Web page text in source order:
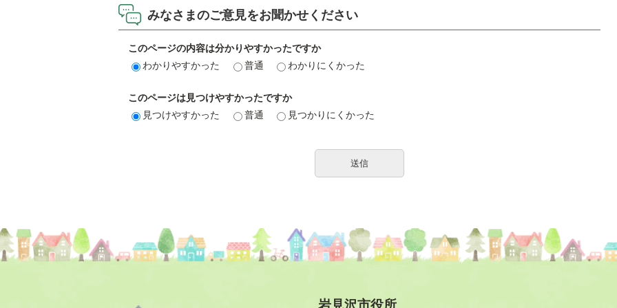
みなさまのご意見をお聞かせください
このページの内容は分かりやすかったですか
わかりやすかった
普通 わかりにくかった
このページは見つけやすかったですか
見つけやすかった
普通 見つかりにくかった
岩見沢市役所